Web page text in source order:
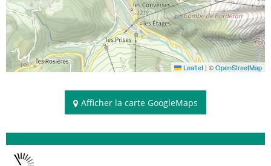
Leaflet | ©OpenStreetMap
Afficher la carte GoogleMaps
Disponibilités